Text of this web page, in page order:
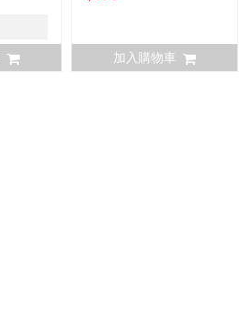
加入購物車